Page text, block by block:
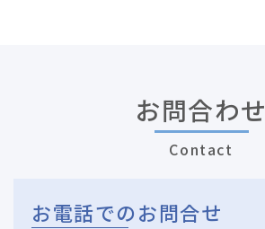
お問合わせ
Contact
お電話でのお問合せ